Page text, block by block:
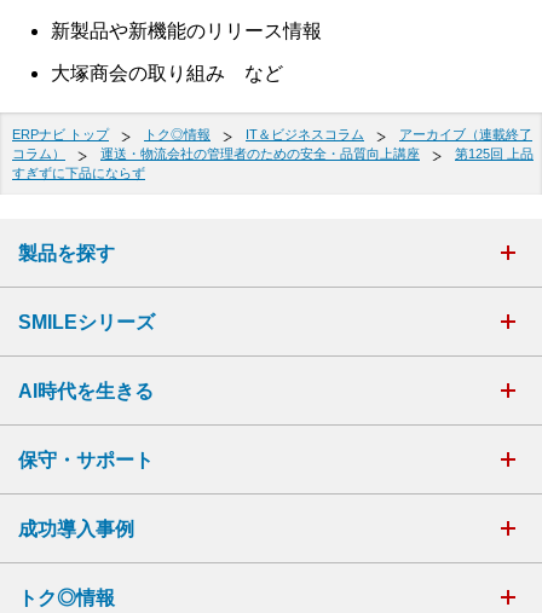
新製品や新機能のリリース情報
大塚商会の取り組み など
ERPナビ トップ トク◎情報 IT＆ビジネスコラム
アーカイブ（連載終了
コラム）
運送・物流会社の管理者のための安全・品質向上講座
第125回 上品
すぎずに下品にならず
製品を探す
SMILEシリーズ
AI時代を生きる
保守・サポート
成功導入事例
トク◎情報